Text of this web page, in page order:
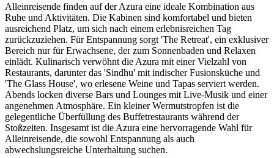
Alleinreisende finden auf der Azura eine ideale Kombination aus
Ruhe und Aktivitäten. Die Kabinen sind komfortabel und bieten
ausreichend Platz, um sich nach einem erlebnisreichen Tag
zurückzuziehen. Für Entspannung sorgt 'The Retreat', ein exklusiver
Bereich nur für Erwachsene, der zum Sonnenbaden und Relaxen
einlädt. Kulinarisch verwöhnt die Azura mit einer Vielzahl von
Restaurants, darunter das 'Sindhu' mit indischer Fusionsküche und
'The Glass House', wo erlesene Weine und Tapas serviert werden.
Abends locken diverse Bars und Lounges mit Live-Musik und einer
angenehmen Atmosphäre. Ein kleiner Wermutstropfen ist die
gelegentliche Überfüllung des Buffetrestaurants während der
Stoßzeiten. Insgesamt ist die Azura eine hervorragende Wahl für
Alleinreisende, die sowohl Entspannung als auch
abwechslungsreiche Unterhaltung suchen.